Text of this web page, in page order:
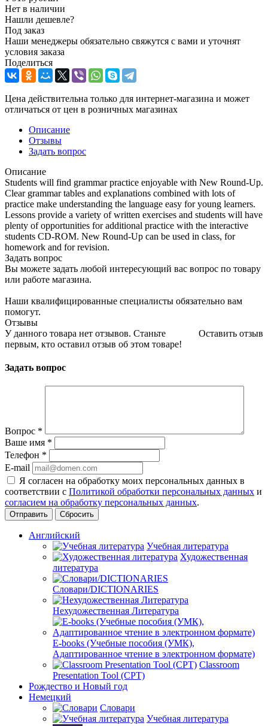
Нет в наличии
Нашли дешевле?
Под заказ
Наши менеджеры обязательно свяжутся с вами и уточнят
условия заказа
Поделиться
Цена действительна только для интернет-магазина и может
отличаться от цен в розничных магазинах
Описание
Отзывы
Задать вопрос
Описание
Students will find grammar practice enjoyable with New Round-Up.
Clear grammar tables and explanations combined with lots of
practice make understanding the language easy for young learners.
Lessons provide a variety of written exercises and students will have
plenty of opportunities for additional practice with the interactive
students CD-ROM. New Round-Up can be used in class, for
homework and for revision.
Задать вопрос
Вы можете задать любой интересующий вас вопрос по товару
или работе магазина.
Наши квалифицированные специалисты обязательно вам
помогут.
Отзывы
Оставить отзыв
У данного товара нет отзывов. Станьте
первым, кто оставил отзыв об этом товаре!
Задать вопрос
Вопрос *
Ваше имя *
Телефон *
E-mail
Я согласен на обработку моих персональных данных в
соответствии с Политикой обработки персональных данных и
согласием на обработку персональных данных.
Сбросить
Английский
Учебная литература
Художественная
литература
Словари/DICTIONARIES
Нехудожественная Литература
E-books (Учебные пособия (УМК),
Адаптированное чтение в электронном формате)
Classroom
Presentation Tool (CPT)
Рождество и Новый год
Немецкий
Словари
Учебная литература